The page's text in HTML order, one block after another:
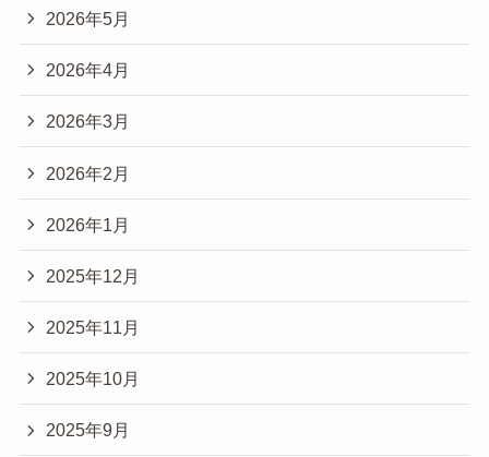
2026年5月
2026年4月
2026年3月
2026年2月
2026年1月
2025年12月
2025年11月
2025年10月
2025年9月